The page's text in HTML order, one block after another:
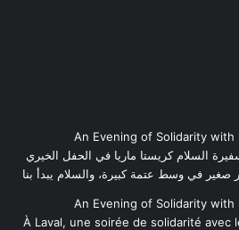
An Evening of Solidarity with
السلام كريستا ماريا في الحفل الخيري
صغير في وسط عتمة كبيرة، والسلام يبدأ بنا
An Evening of Solidarity with
À Laval, une soirée de solidarité avec